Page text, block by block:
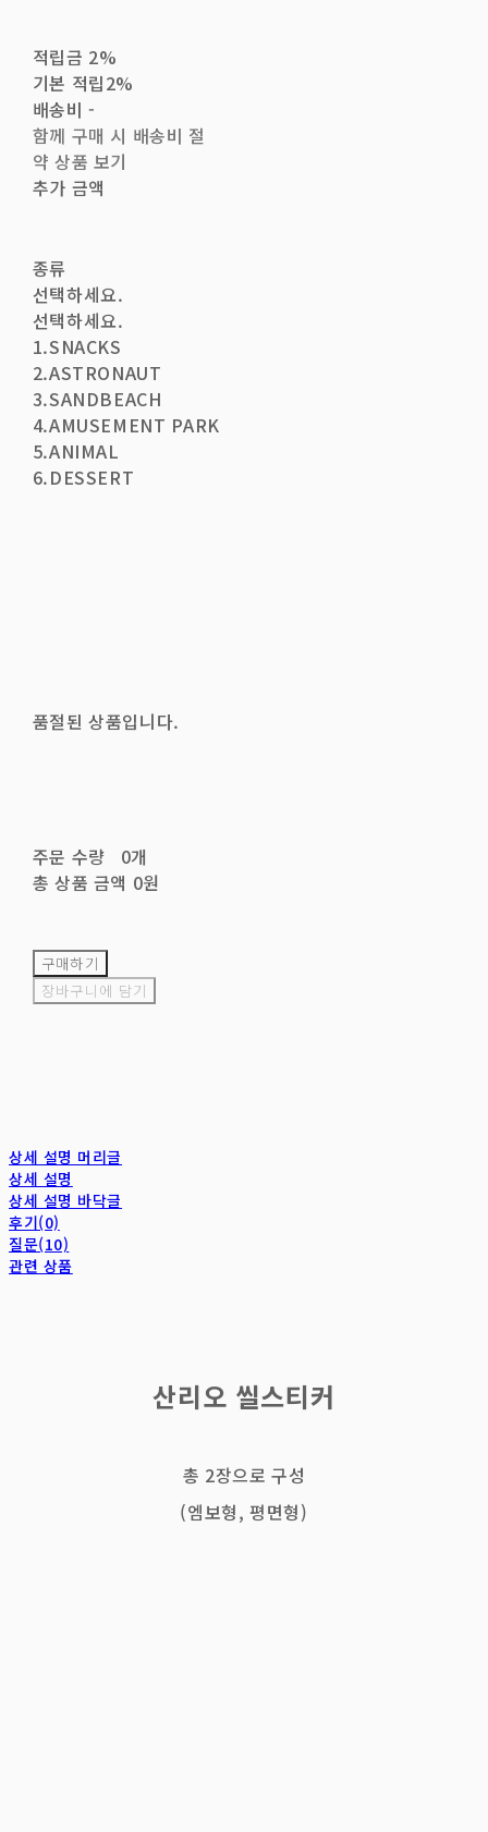
적립금 2%
기본 적립2%
배송비-
함께 구매 시 배송비 절
약 상품 보기
추가 금액
종류
선택하세요.
선택하세요.
1.SNACKS
2.ASTRONAUT
3.SANDBEACH
4.AMUSEMENT PARK
5.ANIMAL
6.DESSERT
품절된 상품입니다.
주문 수량
0개
총 상품 금액 0원
구매하기
장바구니에 담기
상세 설명 머리글
상세 설명
상세 설명 바닥글
후기(0)
질문(10)
관련 상품
산리오 씰스티커
총 2장으로 구성
(엠보형, 평면형)